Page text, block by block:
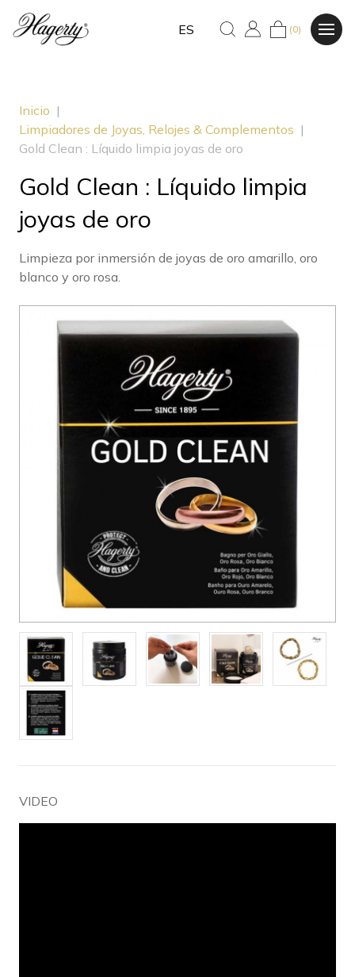
ES (0)
Inicio |
Limpiadores de Joyas, Relojes & Complementos |
Gold Clean : Líquido limpia joyas de oro
Gold Clean : Líquido limpia
joyas de oro
Limpieza por inmersión de joyas de oro amarillo, oro
blanco y oro rosa.
VIDEO